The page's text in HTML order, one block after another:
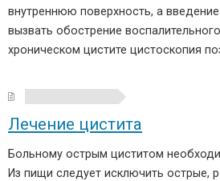
внутреннюю поверхность, а
вызвать обострение
хроническом цистите цистоскопия
Лечение цистита
Больному острым циститом
Из пищи следует исключить